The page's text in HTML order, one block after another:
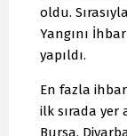
oldu.
Yangını
yapıldı.
En fazla
ilk sırada yer
Bursa,